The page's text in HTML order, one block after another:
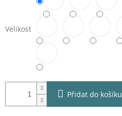
Velikost
Přidat do košíku